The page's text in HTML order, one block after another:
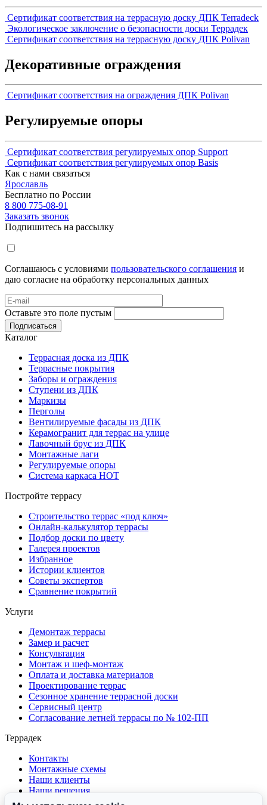
Сертификат соответствия на террасную доску ДПК Terradeck
Экологическое заключение о безопасности доски Террадек
Сертификат соответствия на террасную доску ДПК Polivan
Декоративные ограждения
Сертификат соответствия на ограждения ДПК Polivan
Регулируемые опоры
Сертификат соответствия регулируемых опор Support
Сертификат соответствия регулируемых опор Basis
Как с нами связаться
Ярославль
Бесплатно по России
8 800 775-08-91
Заказать звонок
Подпишитесь на рассылку
Соглашаюсь с условиями пользовательского соглашения и
даю согласие на обработку персональных данных
Оставьте это поле пустым
Подписаться
Каталог
Террасная доска из ДПК
Террасные покрытия
Заборы и ограждения
Ступени из ДПК
Маркизы
Перголы
Вентилируемые фасады из ДПК
Керамогранит для террас на улице
Лавочный брус из ДПК
Монтажные лаги
Регулируемые опоры
Система каркаса НОТ
Постройте террасу
Строительство террас «под ключ»
Онлайн-калькулятор террасы
Подбор доски по цвету
Галерея проектов
Избранное
Истории клиентов
Советы экспертов
Сравнение покрытий
Услуги
Демонтаж террасы
Замер и расчет
Консультация
Монтаж и шеф-монтаж
Оплата и доставка материалов
Проектирование террас
Сезонное хранение террасной доски
Сервисный центр
Согласование летней террасы по № 102-ПП
Террадек
Контакты
Монтажные схемы
Наши клиенты
Наши решения